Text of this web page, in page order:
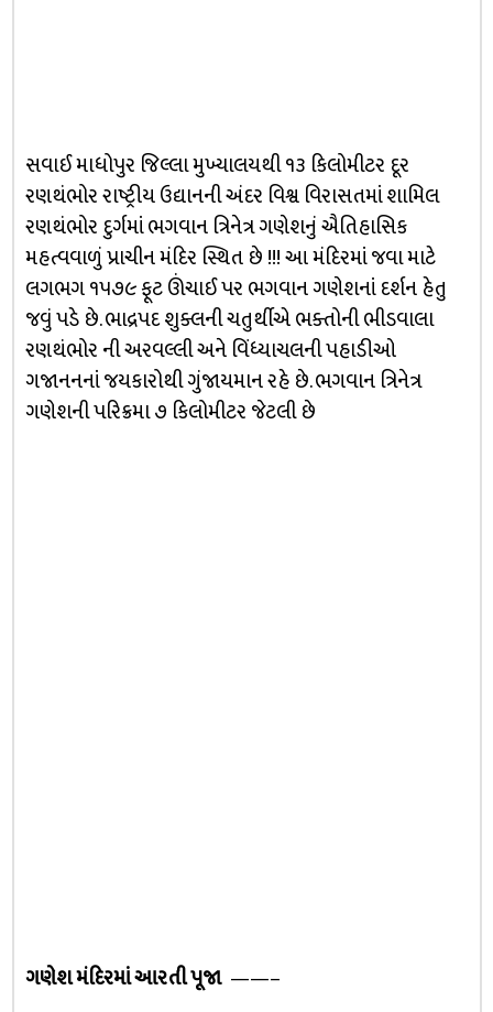
સવાઈ માધોપુર જિલ્લા મુખ્યાલયથી ૧૩ કિલોમીટર દૂર
રણથંભોર રાષ્ટ્રીય ઉદ્યાનની અંદર વિશ્વ વિરાસતમાં શામિલ
રણથંભોર દુર્ગમાં ભગવાન ત્રિનેત્ર ગણેશનું ઐતિહાસિક
મહત્વવાળું પ્રાચીન મંદિર સ્થિત છે !!! આ મંદિરમાં જવા માટે
લગભગ ૧૫૭૯ ફૂટ ઊંચાઈ પર ભગવાન ગણેશનાં દર્શન હેતુ
જવું પડે છે. ભાદ્રપદ શુક્લની ચતુર્થીએ ભક્તોની ભીડવાલા
રણથંભોર ની અરવલ્લી અને વિંધ્યાચલની પહાડીઓ
ગજાનનનાં જયકારોથી ગુંજાયમાન રહે છે. ભગવાન ત્રિનેત્ર
ગણેશની પરિક્રમા ૭ કિલોમીટર જેટલી છે
ગણેશ મંદિરમાં આરતી પૂજા ——–